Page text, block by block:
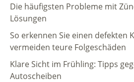
Die häufigsten Probleme mit
Lösungen
So erkennen Sie einen defekten
vermeiden teure Folgeschäden
Klare Sicht im Frühling: Tipps
Autoscheiben